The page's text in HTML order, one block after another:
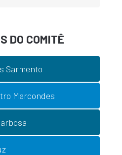
DO COMITÊ
Sarmento
Marcondes